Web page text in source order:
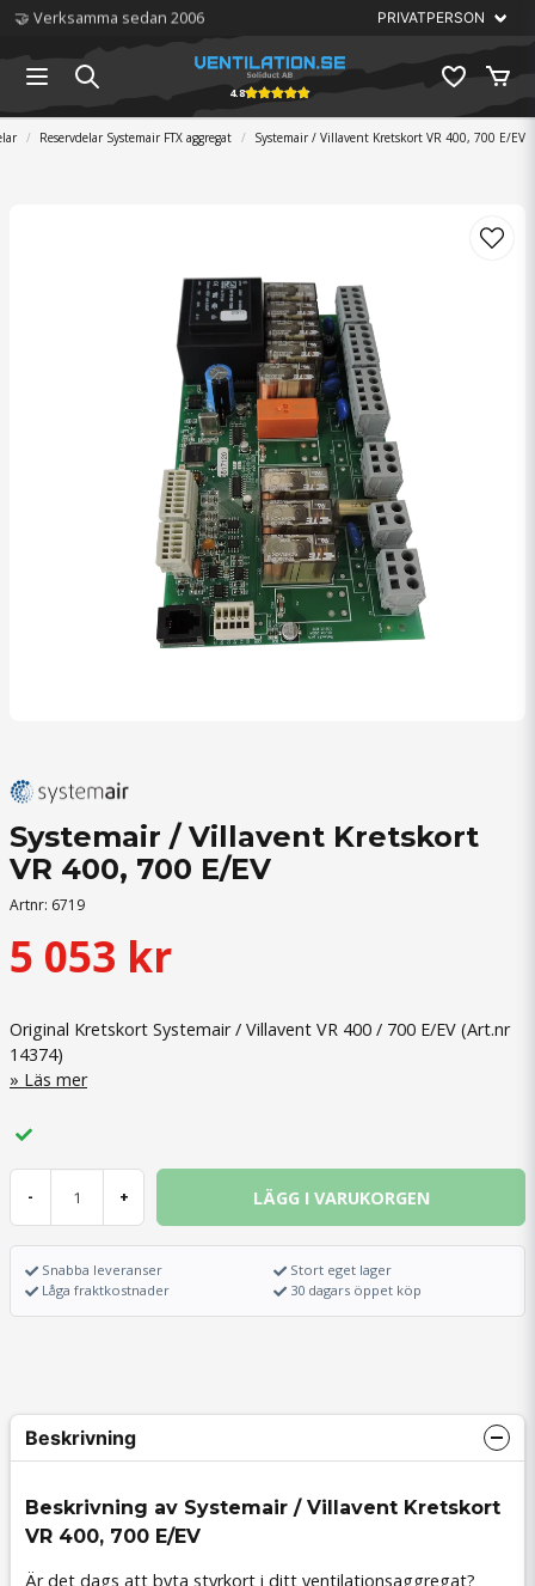
🏆 Störst på ventilation
4.8
Reservdelar Systemair FTX aggregat Systemair / Villavent Kretskort VR 400, 700 E/EV
Systemair / Villavent Kretskort
VR 400, 700 E/EV
Artnr: 6719
5 053 kr
Original Kretskort Systemair / Villavent VR 400 / 700 E/EV (Art.nr
14374)
Läs mer
- + LÄGG I VARUKORGEN
Snabba leveranser
Låga fraktkostnader
Stort eget lager
30 dagars öppet köp
Beskrivning
Beskrivning av Systemair / Villavent Kretskort
VR 400, 700 E/EV
Är det dags att byta styrkort i ditt ventilationsaggregat?